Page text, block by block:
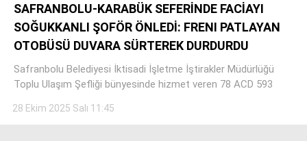
WhatsApp İhbar Hattı
SAFRANBOLU-KARABÜK SEFERİNDE FACİAYI
SOĞUKKANLI ŞOFÖR ÖNLEDİ: FRENI PATLAYAN
OTOBÜSÜ DUVARA SÜRTEREK DURDURDU
Safranbolu Belediyesi İktisadi İşletme İştirakler Müdürlüğü
Toplu Ulaşım Şefliği bünyesinde hizmet veren 78 ACD 593
28 Ekim 2025 Salı 11:45